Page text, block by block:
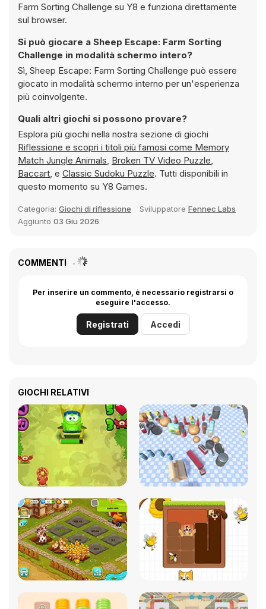
Farm Sorting Challenge su Y8 e funziona direttamente
sul browser.
Si può giocare a Sheep Escape: Farm Sorting
Challenge in modalità schermo intero?
Sì, Sheep Escape: Farm Sorting Challenge può essere
giocato in modalità schermo interno per un'esperienza
più coinvolgente.
Quali altri giochi si possono provare?
Esplora più giochi nella nostra sezione di giochi
Riflessione e scopri i titoli più famosi come Memory
Match Jungle Animals, Broken TV Video Puzzle,
Baccart, e Classic Sudoku Puzzle. Tutti disponibili in
questo momento su Y8 Games.
Categoria: Giochi di riflessione Sviluppatore Fennec Labs
Aggiunto 03 Giu 2026
COMMENTI
Per inserire un commento, è necessario registrarsi o
eseguire l'accesso.
Registrati Accedi
GIOCHI RELATIVI